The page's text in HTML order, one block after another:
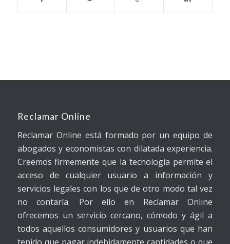
Reclamar Online
Reclamar Online está formado por un equipo de
abogados y economistas con dilatada experiencia.
Creemos firmemente que la tecnología permite el
acceso de cualquier usuario a información y
servicios legales con los que de otro modo tal vez
no contaría. Por ello en Reclamar Online
ofrecemos un servicio cercano, cómodo y ágil a
todos aquellos consumidores y usuarios que han
tenido que pagar indebidamente cantidades o que